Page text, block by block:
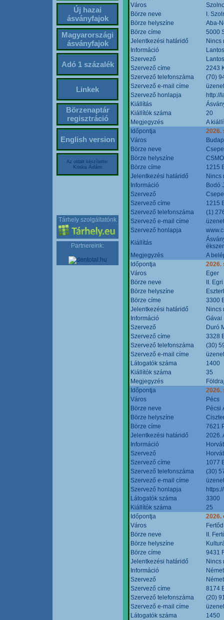
Új hazai
ásványfajok
Magyarországi
ásványfajok
Adó 1 százalék
Linkek
Börzenaptár
regisztráció
English version
Az oldalt készítette:
Kriska Ádám
Tárhely szolgáltatónk
Partnereink:
Város
Börze neve
I.
Börze helyszíne
Aba-
Börze címe
5000
Jelentkezési határidő
Nincs
Információ
Szervező
Szervező címe
2243
Szervező telefonszáma
(70)
Szervező e-mail címe
Szervező honlapja
http://
Kiállítás
Kiállítók száma
20
Megjegyzés
A
Időpontja
2026.
Város
Börze neve
Börze helyszíne
Börze címe
1215
Jelentkezési határidő
Nincs
Információ
Bodó
Szervező
Szervező címe
1215
Szervező telefonszáma
(1)
Szervező e-mail címe
Szervező honlapja
Kiállítás
Megjegyzés
A
Időpontja
2026.
Város
Eger
Börze neve
II.
Börze helyszíne
Börze címe
3300
Jelentkezési határidő
Nincs
Információ
Gávai
Szervező
Duró
Szervező címe
3328
Szervező telefonszáma
(30)
Szervező e-mail címe
Látogatók száma
1400
Kiállítók száma
35
Megjegyzés
Időpontja
2026.
Város
Pécs
Börze neve
Pécsi
Börze helyszíne
Börze címe
7621
Jelentkezési határidő
2026.
Információ
Szervező
Szervező címe
1077
Szervező telefonszáma
(30)
Szervező e-mail címe
Szervező honlapja
Látogatók száma
3300
Kiállítók száma
25
Időpontja
2026.
Város
Fertőd
Börze neve
II.
Börze helyszíne
Börze címe
9431
Jelentkezési határidő
Nincs
Információ
Szervező
Szervező címe
8174
Szervező telefonszáma
(20)
Szervező e-mail címe
Látogatók száma
1450